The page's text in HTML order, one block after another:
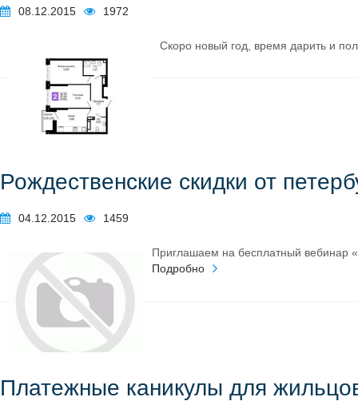
08.12.2015 1972
Скоро новый год, время дарить и
Рождественские скидки от
04.12.2015 1459
Приглашаем на бесплатный вебинар
Подробно
Платежные каникулы для